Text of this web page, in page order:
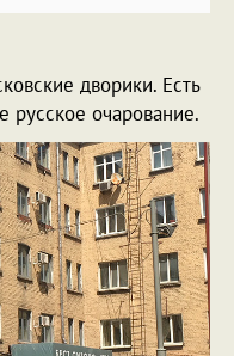
дворики. Есть
русское очарование.